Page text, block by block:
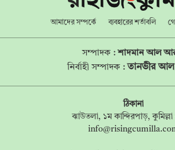
আমাদের সম্পর্কে ব্যবহারের শর্তাবলি
সম্পাদক :শাদমান আল
নির্বাহী সম্পাদক : তানভীর
ঠিকানা
ঝাউতলা, ১ম কান্দিরপাড়,